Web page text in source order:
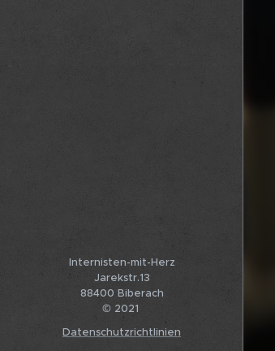
Internisten-mit-Herz
Jarekstr.13
88400 Biberach
© 2021
Datenschutzrichtlinien